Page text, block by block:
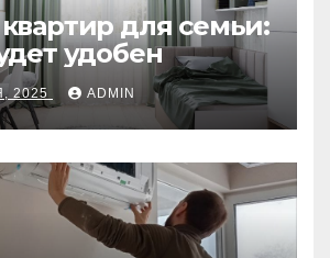
для семьи:
удобен
2025 ADMIN